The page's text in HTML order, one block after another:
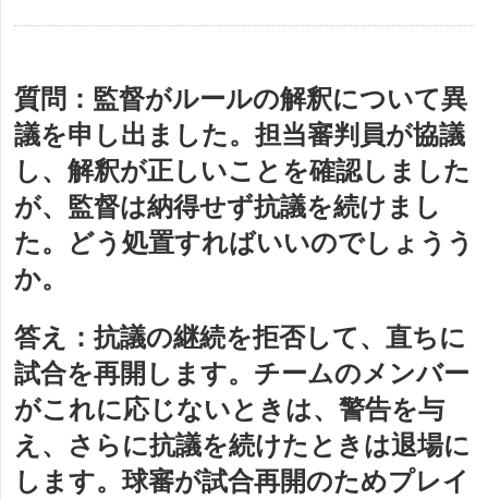
質問： 監督がルールの解釈について異
議を申し出ました。担当審判員が協議
し、解釈が正しいことを確認しました
が、監督は納得せず抗議を続けまし
た。どう処置すればいいのでしょうう
か。
答え： 抗議の継続を拒否して、直ちに
試合を再開します。チームのメンバー
がこれに応じないときは、警告を与
え、さらに抗議を続けたときは退場に
します。球審が試合再開のためプレイ